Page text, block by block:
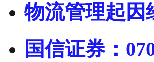
物流管理起因
国信证券：